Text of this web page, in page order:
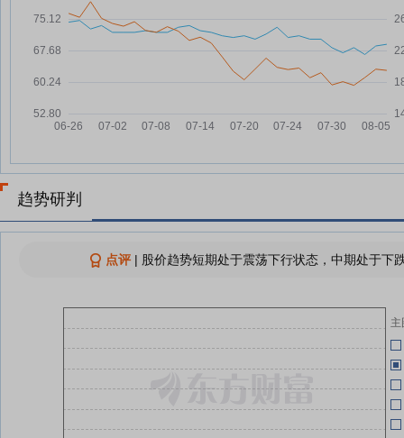
元，融资余额17.29亿元
07-29
纳芯微：融资净偿还870.02万
元，融资余额18亿元
元，融资余额18.9亿元
07-23
会决议公告
港股收评：恒指、恒科齐涨；半导
体板块重挫，人形机器人、CPO
下跌；电气设备、有色、银行上
查看更多
07-24
07-23
07-18
07-18
趋势研判
点评| 股价趋势短期处于震荡下行状态，中期处于下
主